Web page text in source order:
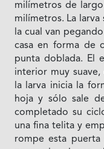
milímetros de
milímetros. La larva
la cual van
casa en forma de
punta doblada. El
interior muy
la larva inicia la
hoja y sólo sale
completado su
una fina telita y
rompe esta